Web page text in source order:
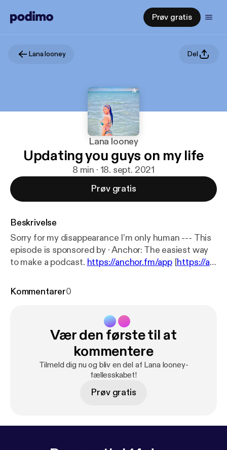
Prøv gratis
Lana looney Del
Lana looney
Updating you guys on my life
8 min · 18. sept. 2021
Prøv gratis
Beskrivelse
Sorry for my disappearance I’m only human --- This
episode is sponsored by · Anchor: The easiest way
to make a podcast. https://anchor.fm/app[https://an
Kommentarer0
Vær den første til at
kommentere
Tilmeld dig nu og bliv en del af Lana looney-
fællesskabet!
Prøv gratis